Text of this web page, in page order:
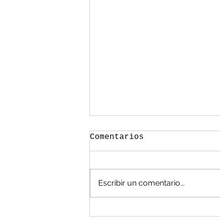
Comentarios
Escribir un comentario...